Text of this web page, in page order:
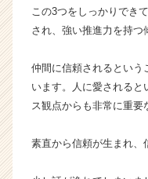
この3つをしっかりでき
され、強い推進力を持つ
仲間に信頼されるという
います。人に愛されると
ス観点からも非常に重要
素直から信頼が生まれ、